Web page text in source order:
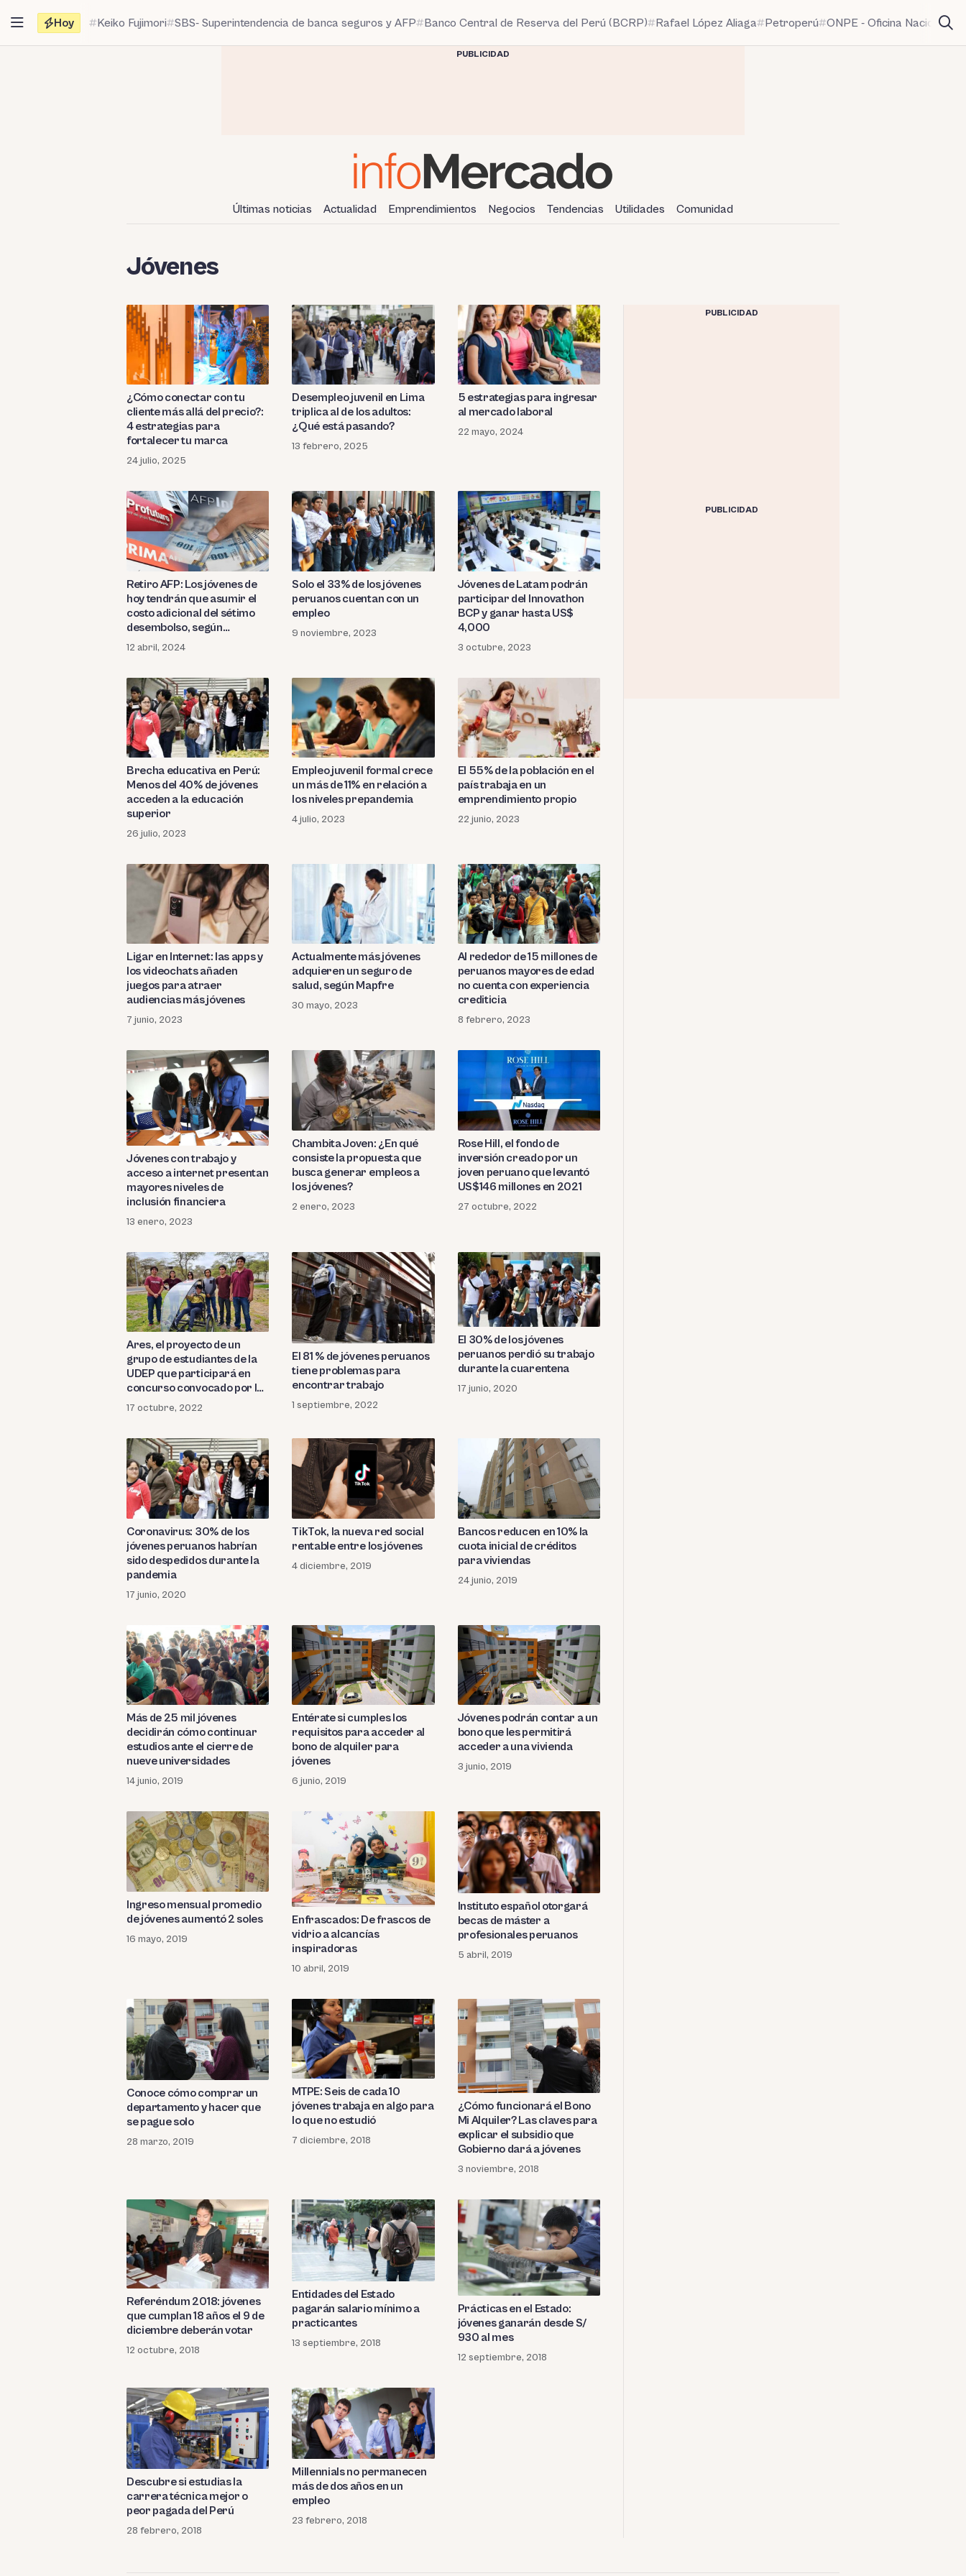
contenido
Hoy Keiko Fujimori SBS- Superintendencia de banca seguros y AFP Banco Central de Reserva del Perú (BCRP) Rafael López Aliaga Petroperú ONPE - Oficina Nacional
PUBLICIDAD
Últimas noticias Actualidad Emprendimientos Negocios Tendencias Utilidades Comunidad
Jóvenes
¿Cómo conectar con tu
cliente más allá del precio?:
4 estrategias para
fortalecer tu marca
24 julio, 2025
Desempleo juvenil en Lima
triplica al de los adultos:
¿Qué está pasando?
13 febrero, 2025
5 estrategias para ingresar
al mercado laboral
22 mayo, 2024
Retiro AFP: Los jóvenes de
hoy tendrán que asumir el
costo adicional del sétimo
desembolso, según
economista
12 abril, 2024
Solo el 33% de los jóvenes
peruanos cuentan con un
empleo
9 noviembre, 2023
Jóvenes de Latam podrán
participar del Innovathon
BCP y ganar hasta US$
4,000
3 octubre, 2023
Brecha educativa en Perú:
Menos del 40% de jóvenes
acceden a la educación
superior
26 julio, 2023
Empleo juvenil formal crece
un más de 11% en relación a
los niveles prepandemia
4 julio, 2023
El 55% de la población en el
país trabaja en un
emprendimiento propio
22 junio, 2023
Ligar en Internet: las apps y
los videochats añaden
juegos para atraer
audiencias más jóvenes
7 junio, 2023
Actualmente más jóvenes
adquieren un seguro de
salud, según Mapfre
30 mayo, 2023
Al rededor de 15 millones de
peruanos mayores de edad
no cuenta con experiencia
crediticia
8 febrero, 2023
Jóvenes con trabajo y
acceso a internet presentan
mayores niveles de
inclusión financiera
13 enero, 2023
Chambita Joven: ¿En qué
consiste la propuesta que
busca generar empleos a
los jóvenes?
2 enero, 2023
Rose Hill, el fondo de
inversión creado por un
joven peruano que levantó
US$146 millones en 2021
27 octubre, 2022
Ares, el proyecto de un
grupo de estudiantes de la
UDEP que participará en
concurso convocado por la
NASA
17 octubre, 2022
El 81 % de jóvenes peruanos
tiene problemas para
encontrar trabajo
1 septiembre, 2022
El 30% de los jóvenes
peruanos perdió su trabajo
durante la cuarentena
17 junio, 2020
Coronavirus: 30% de los
jóvenes peruanos habrían
sido despedidos durante la
pandemia
17 junio, 2020
TikTok, la nueva red social
rentable entre los jóvenes
4 diciembre, 2019
Bancos reducen en 10% la
cuota inicial de créditos
para viviendas
24 junio, 2019
Más de 25 mil jóvenes
decidirán cómo continuar
estudios ante el cierre de
nueve universidades
14 junio, 2019
Entérate si cumples los
requisitos para acceder al
bono de alquiler para
jóvenes
6 junio, 2019
Jóvenes podrán contar a un
bono que les permitirá
acceder a una vivienda
3 junio, 2019
Ingreso mensual promedio
de jóvenes aumentó 2 soles
16 mayo, 2019
Enfrascados: De frascos de
vidrio a alcancías
inspiradoras
10 abril, 2019
Instituto español otorgará
becas de máster a
profesionales peruanos
5 abril, 2019
Conoce cómo comprar un
departamento y hacer que
se pague solo
28 marzo, 2019
MTPE: Seis de cada 10
jóvenes trabaja en algo para
lo que no estudió
7 diciembre, 2018
¿Cómo funcionará el Bono
Mi Alquiler? Las claves para
explicar el subsidio que
Gobierno dará a jóvenes
3 noviembre, 2018
Referéndum 2018: jóvenes
que cumplan 18 años el 9 de
diciembre deberán votar
12 octubre, 2018
Entidades del Estado
pagarán salario mínimo a
practicantes
13 septiembre, 2018
Prácticas en el Estado:
jóvenes ganarán desde S/
930 al mes
12 septiembre, 2018
Descubre si estudias la
carrera técnica mejor o
peor pagada del Perú
28 febrero, 2018
Millennials no permanecen
más de dos años en un
empleo
23 febrero, 2018
PUBLICIDAD
PUBLICIDAD